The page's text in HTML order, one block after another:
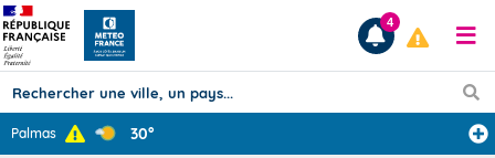
4
Palmas 30°